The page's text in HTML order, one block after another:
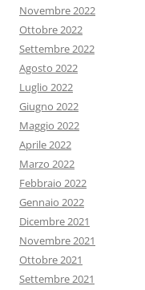
Novembre 2022
Ottobre 2022
Settembre 2022
Agosto 2022
Luglio 2022
Giugno 2022
Maggio 2022
Aprile 2022
Marzo 2022
Febbraio 2022
Gennaio 2022
Dicembre 2021
Novembre 2021
Ottobre 2021
Settembre 2021